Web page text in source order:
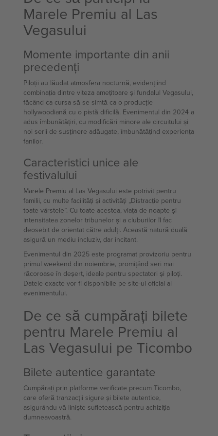
Marele Premiu al Las
Vegasului
Momente importante din anii
precedenți
Piloții au lăudat atmosfera nocturnă, evidențiind
combinația dintre viteza amețitoare și fundalul Vegasului,
făcând ca cursa să se simtă ca o producție
hollywoodiană cu o pistă dificilă. Evenimentul din 2024 a
adus îmbunătățiri, cu modificări minore ale circuitului și
noi serii de susținere adăugate, îmbunătățind experiența
fanilor.
Caracteristici unice ale
festivalului
Marele Premiu al Las Vegasului este potrivit pentru
familii, cu multe facilități și activități „Distracție pentru
toate vârstele”. Cu toate acestea, viața de noapte și
intensitatea zonelor tribunelor și a cluburilor îl fac
deosebit de orientat către adulți. Această natură duală
asigură un mediu incluziv, dar incitant.
Evenimentul din 2025 este programat provizoriu pentru
primul weekend din noiembrie, promițând seri mai
răcoroase în deșert, ideale pentru spectatori și piloți.
Datele exacte vor fi disponibile pe site-ul oficial al
evenimentului.
De ce să cumpărați bilete
pentru Marele Premiu al
Las Vegasului pe Ticombo
Bilete autentice garantate
Cumpărați prin platforme verificate precum Ticombo,
care oferă tranzacții sigure și bilete autentice,
asigurându-vă liniște sufletească pentru achiziția
dumneavoastră.